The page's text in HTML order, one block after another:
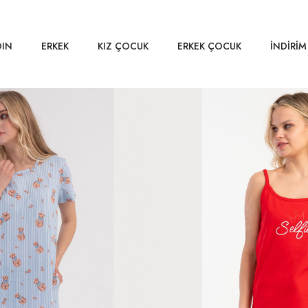
ERKEK KIZ ÇOCUK ERKEK ÇOCUK İNDİRİM